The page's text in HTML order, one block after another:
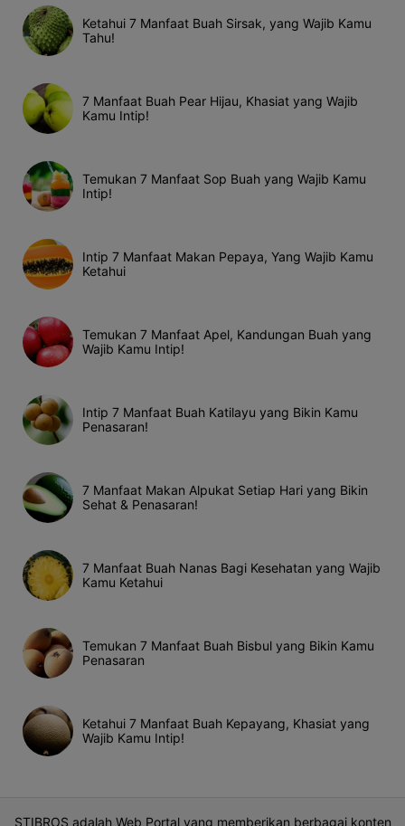
Ketahui 7 Manfaat Buah Sirsak, yang Wajib Kamu
Tahu!
7 Manfaat Buah Pear Hijau, Khasiat yang Wajib
Kamu Intip!
Temukan 7 Manfaat Sop Buah yang Wajib Kamu
Intip!
Intip 7 Manfaat Makan Pepaya, Yang Wajib Kamu
Ketahui
Temukan 7 Manfaat Apel, Kandungan Buah yang
Wajib Kamu Intip!
Intip 7 Manfaat Buah Katilayu yang Bikin Kamu
Penasaran!
7 Manfaat Makan Alpukat Setiap Hari yang Bikin
Sehat & Penasaran!
7 Manfaat Buah Nanas Bagi Kesehatan yang Wajib
Kamu Ketahui
Temukan 7 Manfaat Buah Bisbul yang Bikin Kamu
Penasaran
Ketahui 7 Manfaat Buah Kepayang, Khasiat yang
Wajib Kamu Intip!
STIBROS adalah Web Portal yang memberikan berbagai konten